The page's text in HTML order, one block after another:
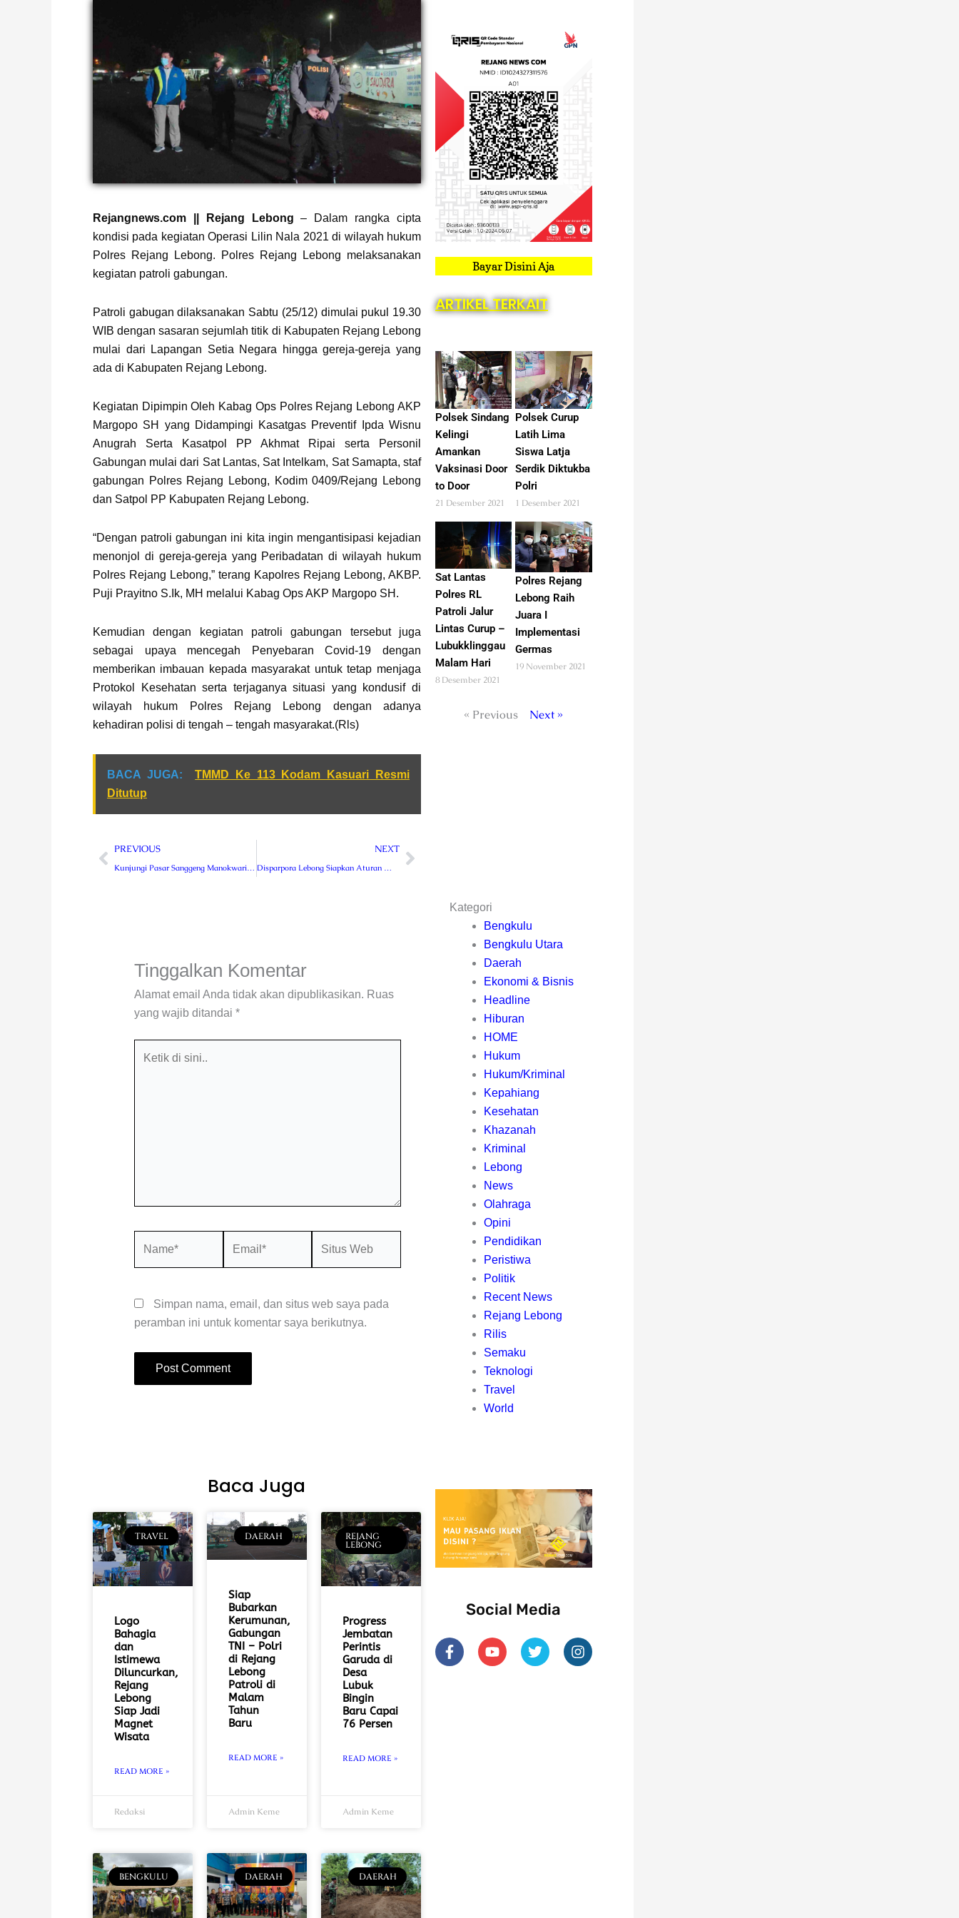
Rejangnews.com || Rejang Lebong – Dalam rangka cipta
kondisi pada kegiatan Operasi Lilin Nala 2021 di wilayah hukum
Polres Rejang Lebong. Polres Rejang Lebong melaksanakan
kegiatan patroli gabungan.
Patroli gabugan dilaksanakan Sabtu (25/12) dimulai pukul 19.30
WIB dengan sasaran sejumlah titik di Kabupaten Rejang Lebong
mulai dari Lapangan Setia Negara hingga gereja-gereja yang
ada di Kabupaten Rejang Lebong.
Kegiatan Dipimpin Oleh Kabag Ops Polres Rejang Lebong AKP
Margopo SH yang Didampingi Kasatgas Preventif Ipda Wisnu
Anugrah Serta Kasatpol PP Akhmat Ripai serta Personil
Gabungan mulai dari Sat Lantas, Sat Intelkam, Sat Samapta, staf
gabungan Polres Rejang Lebong, Kodim 0409/Rejang Lebong
dan Satpol PP Kabupaten Rejang Lebong.
“Dengan patroli gabungan ini kita ingin mengantisipasi kejadian
menonjol di gereja-gereja yang Peribadatan di wilayah hukum
Polres Rejang Lebong,” terang Kapolres Rejang Lebong, AKBP.
Puji Prayitno S.Ik, MH melalui Kabag Ops AKP Margopo SH.
Kemudian dengan kegiatan patroli gabungan tersebut juga
sebagai upaya mencegah Penyebaran Covid-19 dengan
memberikan imbauan kepada masyarakat untuk tetap menjaga
Protokol Kesehatan serta terjaganya situasi yang kondusif di
wilayah hukum Polres Rejang Lebong dengan adanya
kehadiran polisi di tengah – tengah masyarakat.(Rls)
BACA JUGA:
TMMD Ke 113 Kodam Kasuari Resmi
Ditutup
Prev
PREVIOUS
Kunjungi Pasar Sanggeng Manokwari, Ketum Dharma Pertiwi Bagikan Meja Ke Pedagang
NEXT
Disparpora Lebong Siapkan Aturan Wisata saat Nataru
Next
Bayar Disini Aja
ARTIKEL TERKAIT
Polsek Sindang
Kelingi
Amankan
Vaksinasi Door
to Door
21 Desember 2021
Polsek Curup
Latih Lima
Siswa Latja
Serdik Diktukba
Polri
1 Desember 2021
Sat Lantas
Polres RL
Patroli Jalur
Lintas Curup –
Lubukklinggau
Malam Hari
8 Desember 2021
Polres Rejang
Lebong Raih
Juara I
Implementasi
Germas
19 November 2021
« Previous Next »
Tinggalkan Komentar
Alamat email Anda tidak akan dipublikasikan. Ruas
yang wajib ditandai *
Simpan nama, email, dan situs web saya pada
peramban ini untuk komentar saya berikutnya.
Kategori
Bengkulu
Bengkulu Utara
Daerah
Ekonomi & Bisnis
Headline
Hiburan
HOME
Hukum
Hukum/Kriminal
Kepahiang
Kesehatan
Khazanah
Kriminal
Lebong
News
Olahraga
Opini
Pendidikan
Peristiwa
Politik
Recent News
Rejang Lebong
Rilis
Semaku
Teknologi
Travel
World
Baca Juga
TRAVEL
Logo
Bahagia
dan
Istimewa
Diluncurkan,
Rejang
Lebong
Siap Jadi
Magnet
Wisata
READ MORE »
Redaksi
DAERAH
Siap
Bubarkan
Kerumunan,
Gabungan
TNI – Polri
di Rejang
Lebong
Patroli di
Malam
Tahun
Baru
READ MORE »
Admin Keme
REJANG
LEBONG
Progress
Jembatan
Perintis
Garuda di
Desa
Lubuk
Bingin
Baru Capai
76 Persen
READ MORE »
Admin Keme
BENGKULU DAERAH DAERAH
Social Media
F
a
c
Y
o
u
T
w
i
I
n
s